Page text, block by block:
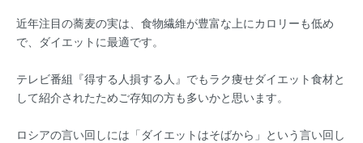
近年注目の蕎麦の実は、食物繊維が豊富な上にカロリーも低め
で、ダイエットに最適です。
テレビ番組『得する人損する人』でもラク痩せダイエット食材と
して紹介されたためご存知の方も多いかと思います。
ロシアの言い回しには「ダイエットはそばから」という言い回し